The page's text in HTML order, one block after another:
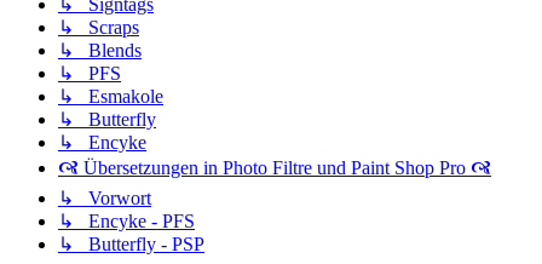
↳ Scraps
↳ Blends
↳ PFS
↳ Esmakole
↳ Butterfly
↳ Encyke
🙧 Übersetzungen in Photo Filtre und Paint Shop Pro 🙧
↳ Vorwort
↳ Encyke - PFS
↳ Butterfly - PSP